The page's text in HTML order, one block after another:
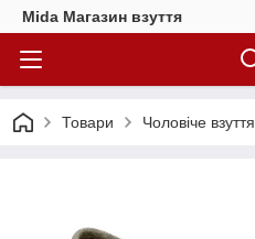
Mida Магазин взуття
Товари Чоловіче взуття